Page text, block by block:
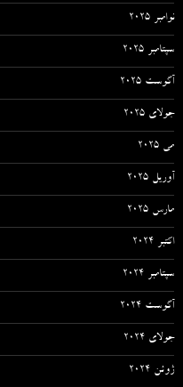
نوامبر 2025
سپتامبر 2025
آگوست 2025
جولای 2025
می 2025
آوریل 2025
مارس 2025
اکتبر 2024
سپتامبر 2024
آگوست 2024
جولای 2024
ژوئن 2024